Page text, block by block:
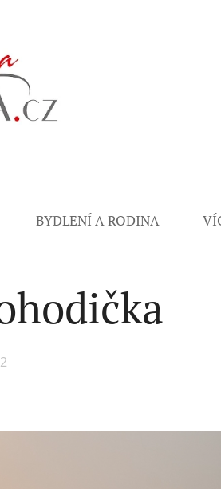
BYDLENÍ A RODINA